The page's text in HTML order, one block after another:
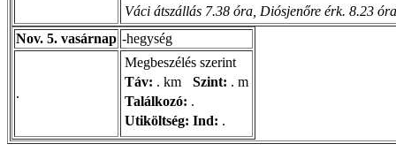
Váci átszállás 7.38 óra, Diósjenőre érk. 8.23
Nov. 5. vasárnap -hegység
.
Megbeszélés szerint
Táv: . km Szint: . m
Találkozó: .
Utiköltség: Ind: .